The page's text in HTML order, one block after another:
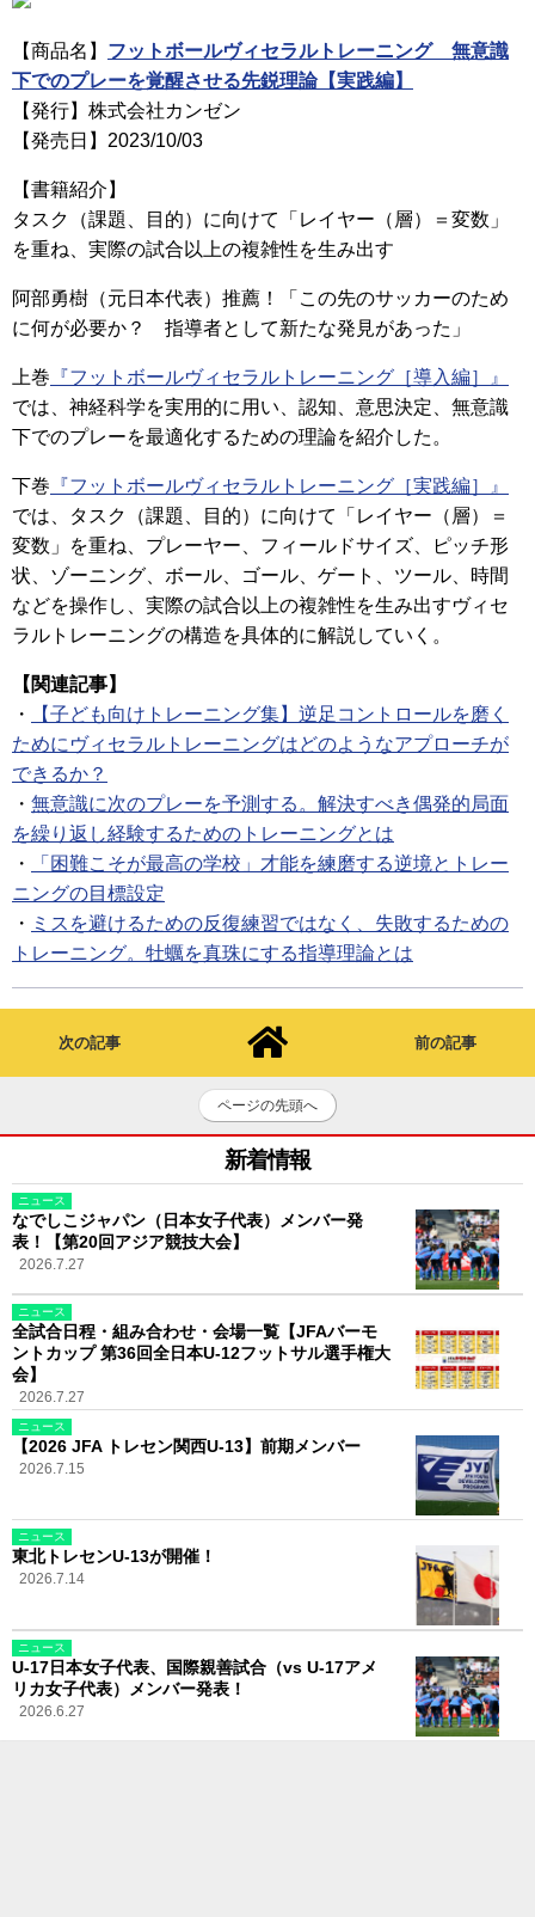
【商品名】 フットボールヴィセラルトレーニング 無意識
下でのプレーを覚醒させる先鋭理論【実践編】
【発行】株式会社カンゼン
【発売日】2023/10/03
【書籍紹介】
タスク（課題、目的）に向けて「レイヤー（層）＝変数」
を重ね、実際の試合以上の複雑性を生み出す
阿部勇樹（元日本代表）推薦！「この先のサッカーのため
に何が必要か？ 指導者として新たな発見があった」
上巻 『フットボールヴィセラルトレーニング［導入編］』
では、神経科学を実用的に用い、認知、意思決定、無意識
下でのプレーを最適化するための理論を紹介した。
下巻 『フットボールヴィセラルトレーニング［実践編］』
では、タスク（課題、目的）に向けて「レイヤー（層）＝
変数」を重ね、プレーヤー、フィールドサイズ、ピッチ形
状、ゾーニング、ボール、ゴール、ゲート、ツール、時間
などを操作し、実際の試合以上の複雑性を生み出すヴィセ
ラルトレーニングの構造を具体的に解説していく。
【関連記事】
・
【子ども向けトレーニング集】逆足コントロールを磨く
ためにヴィセラルトレーニングはどのようなアプローチが
できるか？
・ 無意識に次のプレーを予測する。解決すべき偶発的局面
を繰り返し経験するためのトレーニングとは
・
「困難こそが最高の学校」才能を練磨する逆境とトレー
ニングの目標設定
・ ミスを避けるための反復練習ではなく、失敗するための
トレーニング。牡蠣を真珠にする指導理論とは
次の記事 前の記事
ページの先頭へ
新着情報
ニュース
なでしこジャパン（日本女子代表）メンバー発
表！【第20回アジア競技大会】
2026.7.27
ニュース
全試合日程・組み合わせ・会場一覧【JFAバーモ
ントカップ 第36回全日本U-12フットサル選手権大
会】
2026.7.27
ニュース
【2026 JFA トレセン関西U-13】前期メンバー
2026.7.15
ニュース
東北トレセンU-13が開催！
2026.7.14
ニュース
U-17日本女子代表、国際親善試合（vs U-17アメ
リカ女子代表）メンバー発表！
2026.6.27